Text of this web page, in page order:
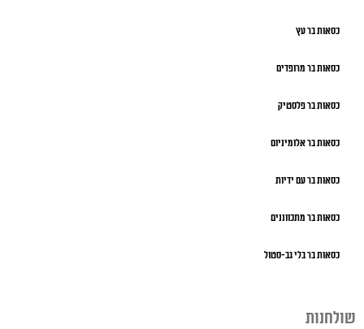
כסאות בר עץ
כסאות בר מרופדים
כסאות בר פלסטיק
כסאות בר אלומיניום
כסאות בר עם ידיות
כסאות בר מתכווננים
כסאות בר בלי גב-סטול
שולחנות